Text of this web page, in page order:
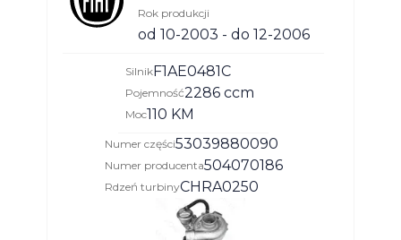
Rok produkcji
od 10-2003 - do 12-2006
Silnik F1AE0481C
Pojemność2286 ccm
Moc110 KM
Numer części53039880090
Numer producenta504070186
Rdzeń turbinyCHRA0250